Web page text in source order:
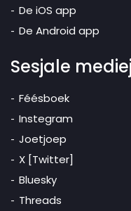
De iOS app
De Android app
Sesjale
Féésboek
Instegram
Joetjoep
X [Twitter]
Bluesky
Threads